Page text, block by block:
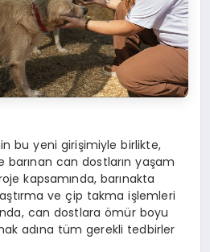
bu yeni girişimiyle birlikte,
barınan can dostların yaşam
kapsamında, barınakta
ve çip takma işlemleri
can dostlara ömür boyu
adına tüm gerekli tedbirler